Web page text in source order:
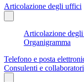
Articolazione degli uffici
Articolazione
Organigramma
Telefono e posta
Consulenti e collaboratori